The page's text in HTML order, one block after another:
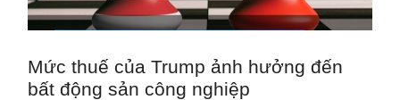
Mức thuế của Trump ảnh hưởng đến
bất động sản công nghiệp